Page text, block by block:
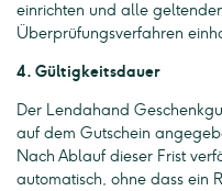
einrichten und alle
Überprüfungsverfahren
4. Gültigkeitsdauer
Der Lendahand
auf dem Gutschein
Nach Ablauf dieser Frist
automatisch, ohne dass ein